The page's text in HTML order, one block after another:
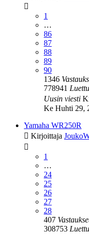
1
…
86
87
88
89
90
1346
778941 Luettu
Uusin viesti
Ke Huhti 29,
Yamaha WR250R
Kirjoittaja
1
…
24
25
26
27
28
407
308753 Luettu